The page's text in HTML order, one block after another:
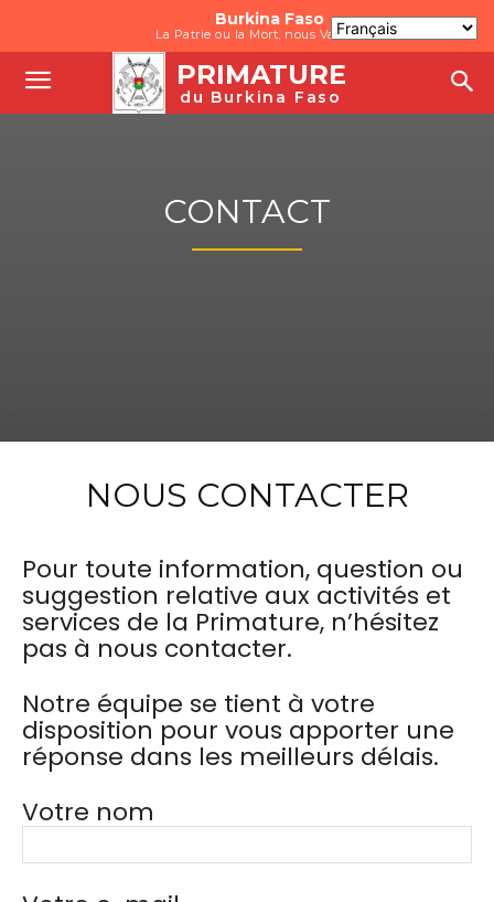
Burkina Faso
La Patrie ou la Mort, nous Vaincrons
PRIMATURE
du Burkina Faso
CONTACT
NOUS CONTACTER
Pour toute information, question ou
suggestion relative aux activités et
services de la Primature, n’hésitez
pas à nous contacter.
Notre équipe se tient à votre
disposition pour vous apporter une
réponse dans les meilleurs délais.
Votre nom